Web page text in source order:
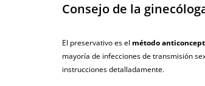
Producto original
¿Cuándo lo recibo?
Consejo de la
El preservativo es el método
mayoría de infecciones de transmisión
instrucciones detalladamente.